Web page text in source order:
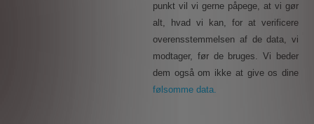
punkt vil vi gerne påpege, at vi gør
alt, hvad vi kan, for at verificere
overensstemmelsen af de data, vi
modtager, før de bruges.Vi beder
dem også om ikke at give os dine
følsomme data.